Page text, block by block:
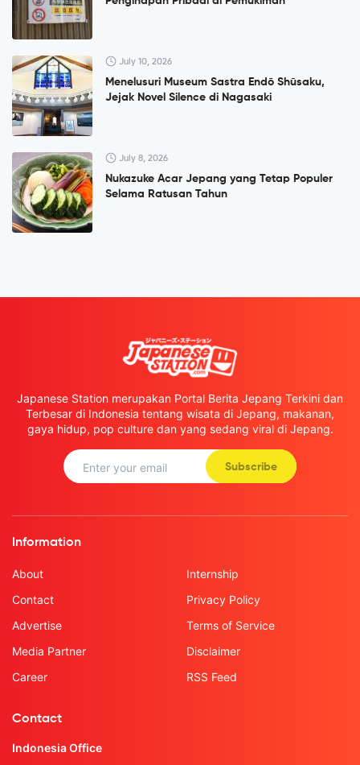
July 10, 2026
Menelusuri Museum Sastra Endō Shūsaku,
Jejak Novel Silence di Nagasaki
July 8, 2026
Nukazuke Acar Jepang yang Tetap Populer
Selama Ratusan Tahun
Japanese Station merupakan Portal Berita Jepang Terkini dan
Terbesar di Indonesia tentang wisata di Jepang, makanan,
gaya hidup, pop culture dan yang sedang viral di Jepang.
Subscribe
Information
About
Contact
Advertise
Media Partner
Career
Internship
Privacy Policy
Terms of Service
Disclaimer
RSS Feed
Contact
Indonesia Office